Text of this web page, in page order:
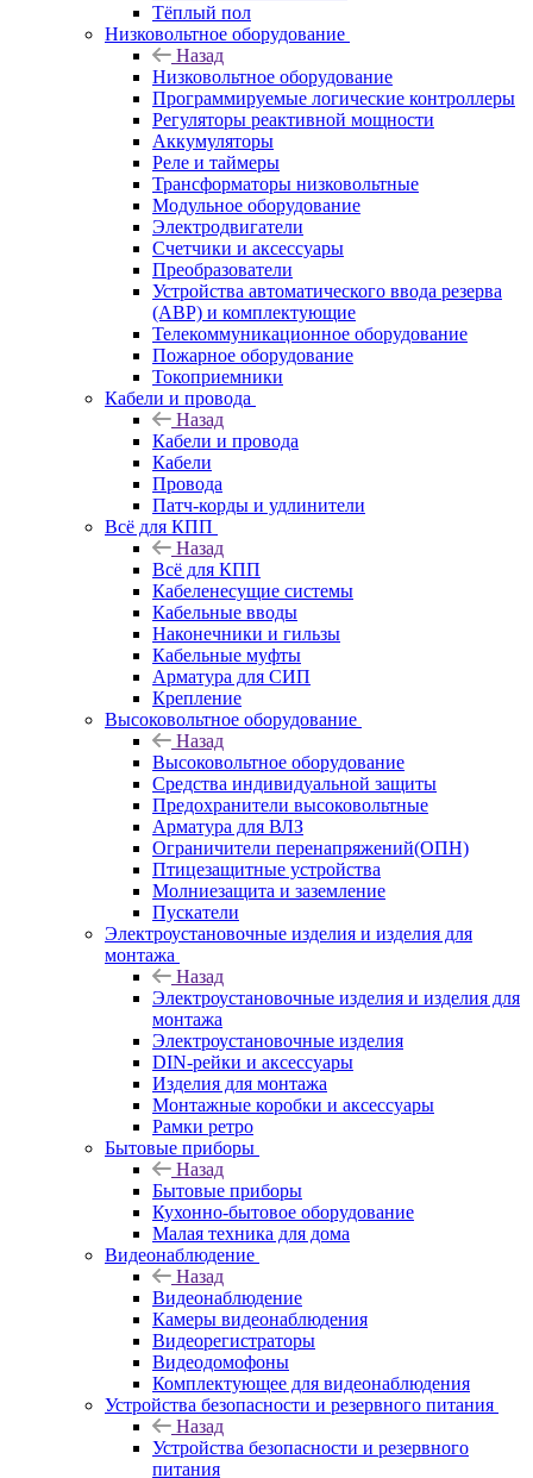
Тёплый пол
Низковольтное оборудование
Назад
Низковольтное оборудование
Программируемые логические контроллеры
Регуляторы реактивной мощности
Аккумуляторы
Реле и таймеры
Трансформаторы низковольтные
Модульное оборудование
Электродвигатели
Счетчики и аксессуары
Преобразователи
Устройства автоматического ввода резерва
(АВР) и комплектующие
Телекоммуникационное оборудование
Пожарное оборудование
Токоприемники
Кабели и провода
Назад
Кабели и провода
Кабели
Провода
Патч-корды и удлинители
Всё для КПП
Назад
Всё для КПП
Кабеленесущие системы
Кабельные вводы
Наконечники и гильзы
Кабельные муфты
Арматура для СИП
Крепление
Высоковольтное оборудование
Назад
Высоковольтное оборудование
Средства индивидуальной защиты
Предохранители высоковольтные
Арматура для ВЛЗ
Ограничители перенапряжений(ОПН)
Птицезащитные устройства
Молниезащита и заземление
Пускатели
Электроустановочные изделия и изделия для
монтажа
Назад
Электроустановочные изделия и изделия для
монтажа
Электроустановочные изделия
DIN-рейки и аксессуары
Изделия для монтажа
Монтажные коробки и аксессуары
Рамки ретро
Бытовые приборы
Назад
Бытовые приборы
Кухонно-бытовое оборудование
Малая техника для дома
Видеонаблюдение
Назад
Видеонаблюдение
Камеры видеонаблюдения
Видеорегистраторы
Видеодомофоны
Комплектующее для видеонаблюдения
Устройства безопасности и резервного питания
Назад
Устройства безопасности и резервного
питания